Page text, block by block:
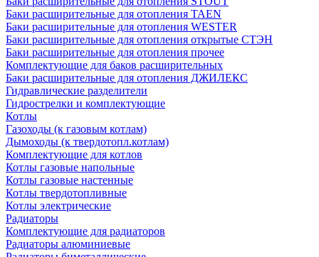
Баки расширительные для отопления TAEN
Баки расширительные для отопления WESTER
Баки расширительные для отопления открытые СТЭН
Баки расширительные для отопления прочее
Комплектующие для баков расширительных
Баки расширительные для отопления ДЖИЛЕКС
Гидравлические разделители
Гидрострелки и комплектующие
Котлы
Газоходы (к газовым котлам)
Дымоходы (к твердотопл.котлам)
Комплектующие для котлов
Котлы газовые напольные
Котлы газовые настенные
Котлы твердотопливные
Котлы электрические
Радиаторы
Комплектующие для радиаторов
Радиаторы алюминиевые